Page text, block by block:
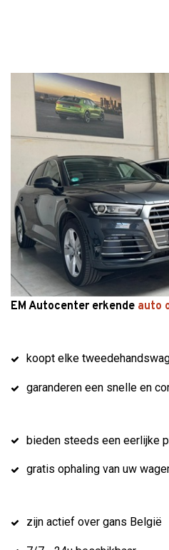
EM Autocenter erkende auto
koopt elke
garanderen een snelle en
bieden steeds een eerlijke
gratis ophaling van uw
zijn actief over gans België